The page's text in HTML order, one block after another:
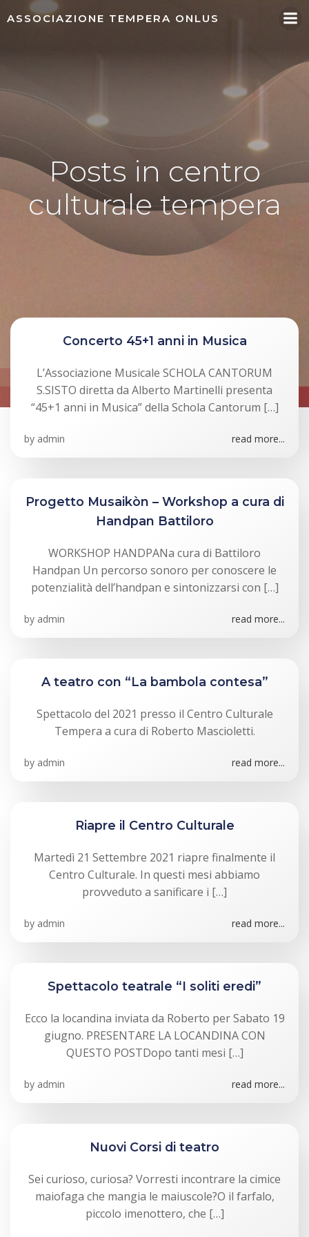
al
ASSOCIAZIONE TEMPERA ONLUS
Posts in centro
culturale tempera
Concerto 45+1 anni in Musica
L’Associazione Musicale SCHOLA CANTORUM
S.SISTO diretta da Alberto Martinelli presenta
“45+1 anni in Musica” della Schola Cantorum […]
by admin read more...
Progetto Musaikòn – Workshop a cura di
Handpan Battiloro
WORKSHOP HANDPANa cura di Battiloro
Handpan Un percorso sonoro per conoscere le
potenzialità dell’handpan e sintonizzarsi con […]
by admin read more...
A teatro con “La bambola contesa”
Spettacolo del 2021 presso il Centro Culturale
Tempera a cura di Roberto Mascioletti.
by admin read more...
Riapre il Centro Culturale
Martedì 21 Settembre 2021 riapre finalmente il
Centro Culturale. In questi mesi abbiamo
provveduto a sanificare i […]
by admin read more...
Spettacolo teatrale “I soliti eredi”
Ecco la locandina inviata da Roberto per Sabato 19
giugno. PRESENTARE LA LOCANDINA CON
QUESTO POSTDopo tanti mesi […]
by admin read more...
Nuovi Corsi di teatro
Sei curioso, curiosa? Vorresti incontrare la cimice
maiofaga che mangia le maiuscole?O il farfalo,
piccolo imenottero, che […]